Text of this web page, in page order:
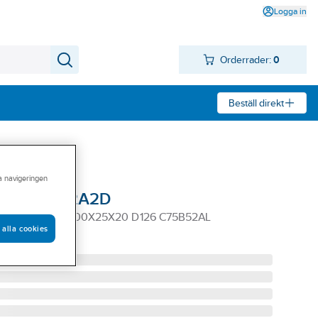
Logga in
Orderrader: 0
Beställ direkt
Tyrolit 12A2D
12A2D 100X25X20 D126 C75B52AL
navigeringen
alla cookies